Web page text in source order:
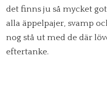
det finns ju så mycket
alla äppelpajer, svamp
nog stå ut med de där
eftertanke.